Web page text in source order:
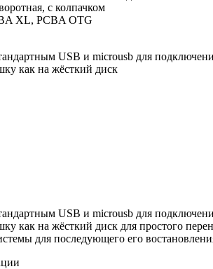
с колпачком
XL, PCBA OTG
USB и microusb для
как на жёсткий диск
USB и microusb для
как на жёсткий диск для простого
для последующего его